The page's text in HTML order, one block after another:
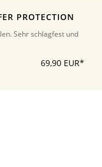
PROTECTION
Sehr schlagfest und
69,90 EUR*